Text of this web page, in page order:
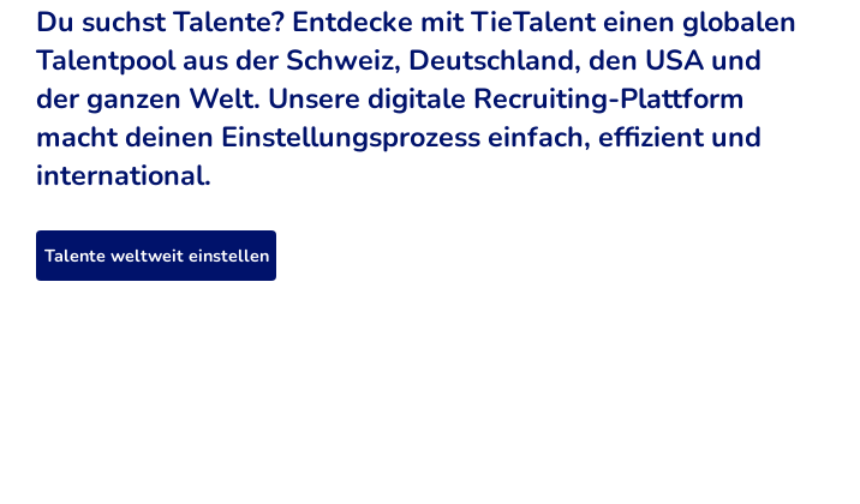
Du suchst Talente? Entdecke mit TieTalent einen globalen
Talentpool aus der Schweiz, Deutschland, den USA und
der ganzen Welt. Unsere digitale Recruiting-Plattform
macht deinen Einstellungsprozess einfach, effizient und
international.
Talente weltweit einstellen